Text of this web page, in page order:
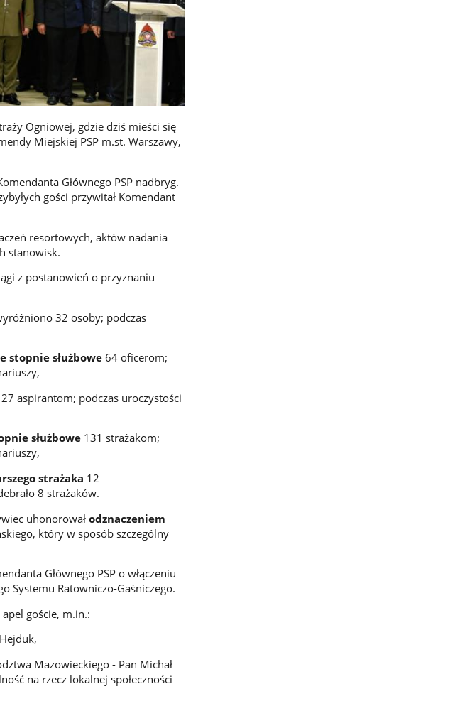
Ogniowej, gdzie dziś mieści się
Miejskiej PSP m.st. Warszawy,
Głównego PSP nadbryg.
gości przywitał Komendant
resortowych, aktów nadania
stanowisk.
z postanowień o przyznaniu
32 osoby; podczas
stopnie służbowe64 oficerom;
aspirantom; podczas uroczystości
służbowe131 strażakom;
strażaka 12
8 strażaków.
uhonorował odznaczeniem
który w sposób szczególny
Głównego PSP o włączeniu
Systemu Ratowniczo-Gaśniczego.
goście, m.in.:
Mazowieckiego - Pan Michał
na rzecz lokalnej społeczności